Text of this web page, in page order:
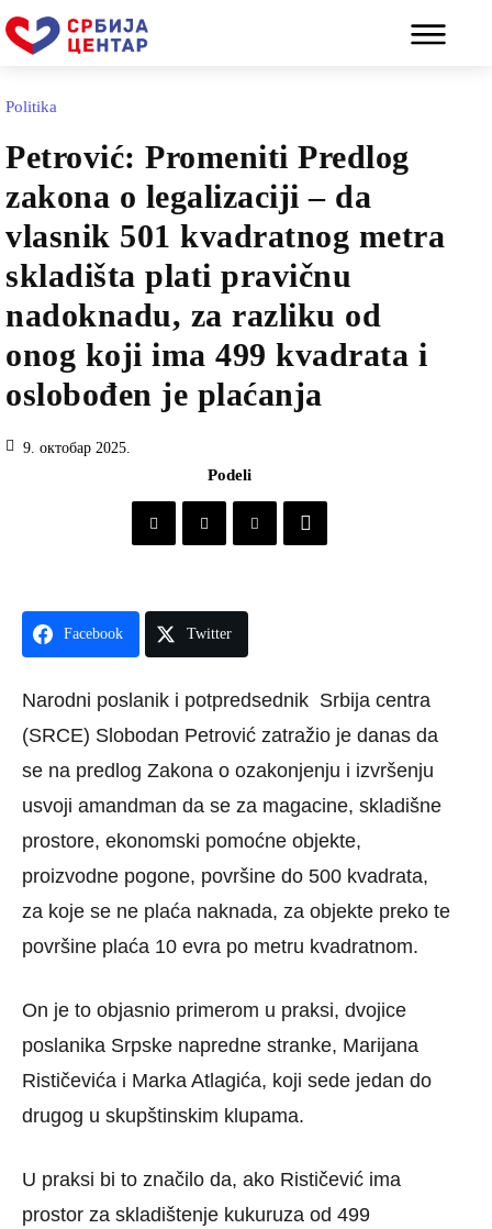
Politika
Petrović: Promeniti Predlog
zakona o legalizaciji – da
vlasnik 501 kvadratnog metra
skladišta plati pravičnu
nadoknadu, za razliku od
onog koji ima 499 kvadrata i
oslobođen je plaćanja
9. октобар 2025.
Podeli
Facebook Twitter
Narodni poslanik i potpredsednik Srbija centra
(SRCE) Slobodan Petrović zatražio je danas da
se na predlog Zakona o ozakonjenju i izvršenju
usvoji amandman da se za magacine, skladišne
prostore, ekonomski pomoćne objekte,
proizvodne pogone, površine do 500 kvadrata,
za koje se ne plaća naknada, za objekte preko te
površine plaća 10 evra po metru kvadratnom.
On je to objasnio primerom u praksi, dvojice
poslanika Srpske napredne stranke, Marijana
Rističevića i Marka Atlagića, koji sede jedan do
drugog u skupštinskim klupama.
U praksi bi to značilo da, ako Rističević ima
prostor za skladištenje kukuruza od 499